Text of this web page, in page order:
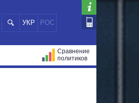
УКР РОС
Сравнение
политиков